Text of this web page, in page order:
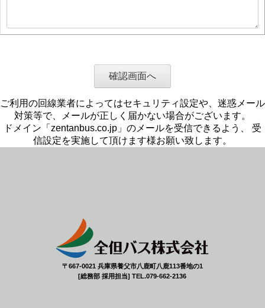
ご利用の回線業者によってはセキュリティ設定や、迷惑メール
対策等で、メールが正しく届かない場合がございます。
ドメイン「zentanbus.co.jp」のメールを受信できるよう、 受
信設定を実施して頂けます様お願い致します。
〒667-0021 兵庫県養父市八鹿町八鹿113番地の1
[総務部 採用担当] TEL.079-662-2136